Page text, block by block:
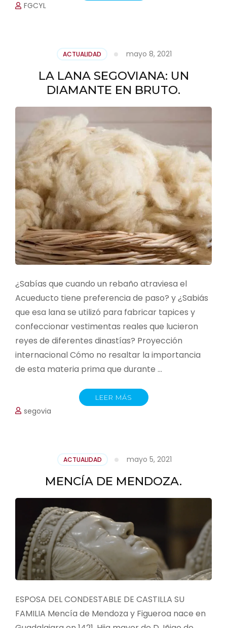
FGCYL
ACTUALIDAD mayo 8, 2021
LA LANA SEGOVIANA: UN
DIAMANTE EN BRUTO.
¿Sabías que cuando un rebaño atraviesa el
Acueducto tiene preferencia de paso? y ¿Sabiás
que esa lana se utilizó para fabricar tapices y
confeccionar vestimentas reales que lucieron
reyes de diferentes dinastías? Proyección
internacional Cómo no resaltar la importancia
de esta materia prima que durante …
LEER MÁS
segovia
ACTUALIDAD mayo 5, 2021
MENCÍA DE MENDOZA.
ESPOSA DEL CONDESTABLE DE CASTILLA SU
FAMILIA Mencía de Mendoza y Figueroa nace en